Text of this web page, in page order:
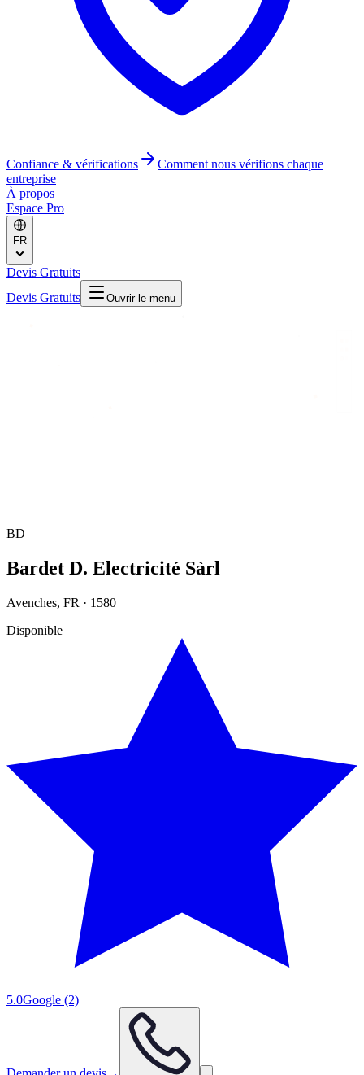
Confiance & vérifications
Comment nous vérifions chaque
entreprise
À propos
Espace Pro
FR
Devis Gratuits
Devis Gratuits
Ouvrir le menu
BD
Bardet D. Electricité Sàrl
Avenches, FR · 1580
Disponible
5.0Google (2)